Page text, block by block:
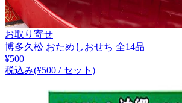
お取り寄せ
博多久松 おためしおせち 全14品
¥500
税込み(¥500 / セット )